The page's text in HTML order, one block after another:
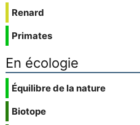
Renard
Primates
En écologie
Équilibre de la nature
Biotope